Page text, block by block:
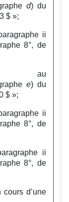
d) du
$ »;
ii
8°, de
au
e) du
$ »;
ii
8°, de
ii
8°, de
cours d’une